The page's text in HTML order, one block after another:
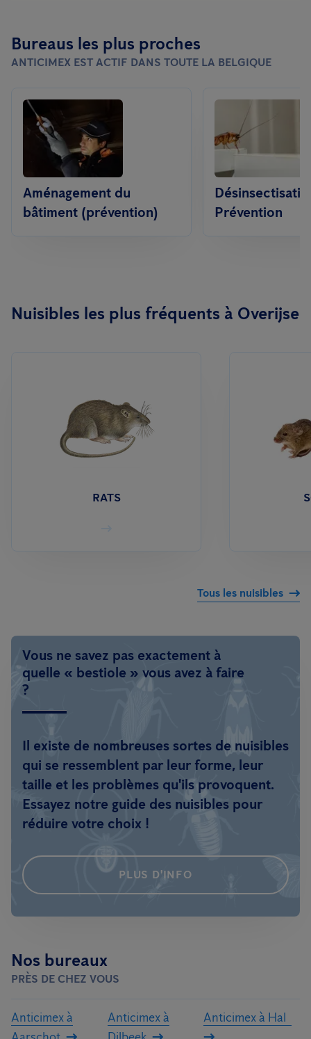
Bureaus les plus proches
ANTICIMEX EST ACTIF DANS TOUTE LA BELGIQUE
Aménagement du
bâtiment (prévention)
Prévention
Nuisibles les plus fréquents à Overijse
RATS
Tous les nuisibles
Vous ne savez pas exactement à
quelle « bestiole » vous avez à faire
?
Il existe de nombreuses sortes de nuisibles
qui se ressemblent par leur forme, leur
taille et les problèmes qu'ils provoquent.
Essayez notre guide des nuisibles pour
réduire votre choix !
PLUS D'INFO
Nos bureaux
PRÈS DE CHEZ VOUS
Anticimex à
Anticimex à
Anticimex à Hal